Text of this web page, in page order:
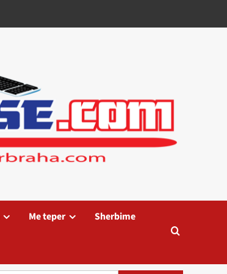
Me teper Sherbime